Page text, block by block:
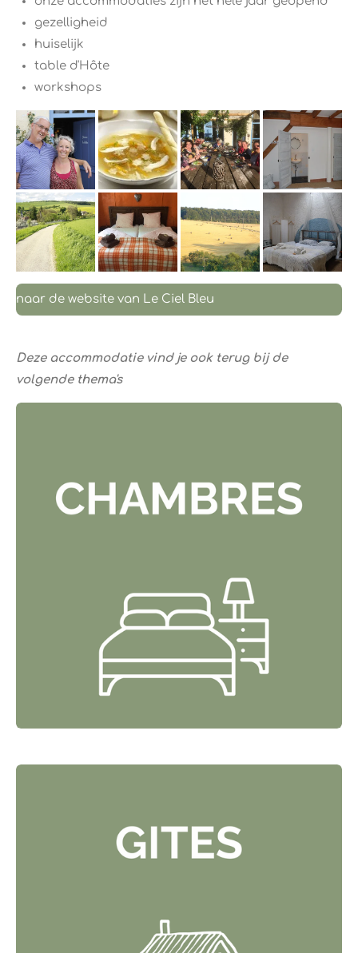
gezelligheid
huiselijk
table d'Hôte
workshops
naar de website van Le Ciel Bleu
Deze accommodatie vind je ook terug bij de
volgende thema's